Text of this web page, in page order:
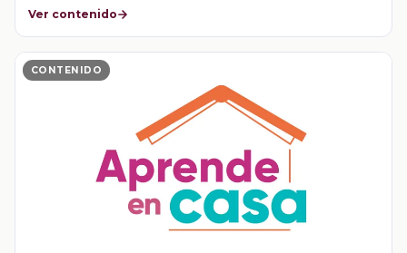
Ver contenido
CONTENIDO